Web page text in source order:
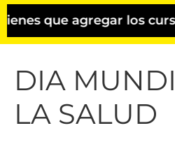
que agregar los
DIA
LA SALUD